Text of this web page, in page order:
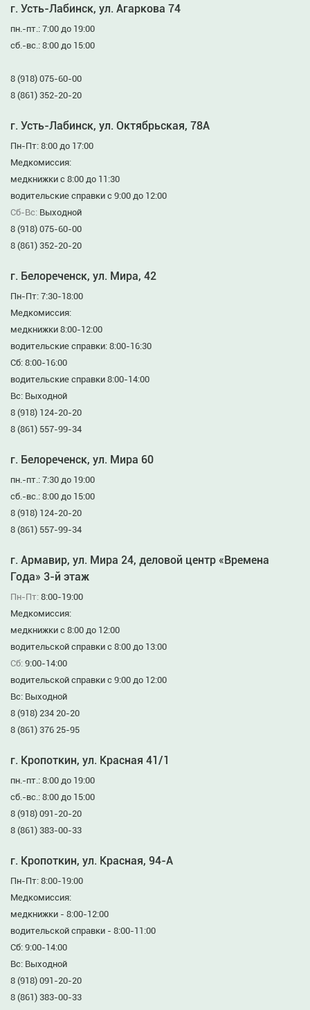
г. Усть-Лабинск, ул. Агаркова 74
пн.-пт.: 7:00 до 19:00
сб.-вс.: 8:00 до 15:00
8 (918) 075-60-00
8 (861) 352-20-20
г. Усть-Лабинск, ул. Октябрьская, 78А
Пн-Пт: 8:00 до 17:00
Медкомиссия:
медкнижки с 8:00 до 11:30
водительские справки с 9:00 до 12:00
Сб-Вс: Выходной
8 (918) 075-60-00
8 (861) 352-20-20
г. Белореченск, ул. Мира, 42
Пн-Пт: 7:30-18:00
Медкомиссия:
медкнижки 8:00-12:00
водительские справки: 8:00-16:30
Сб: 8:00-16:00
водительские справки 8:00-14:00
Вс: Выходной
8 (918) 124-20-20
8 (861) 557-99-34
г. Белореченск, ул. Мира 60
пн.-пт.: 7:30 до 19:00
сб.-вс.: 8:00 до 15:00
8 (918) 124-20-20
8 (861) 557-99-34
г. Армавир, ул. Мира 24, деловой центр «Времена
Года» 3-й этаж
Пн-Пт: 8:00-19:00
Медкомиссия:
медкнижки с 8:00 до 12:00
водительской справки с 8:00 до 13:00
Сб: 9:00-14:00
водительской справки с 9:00 до 12:00
Вс: Выходной
8 (918) 234 20-20
8 (861) 376 25-95
г. Кропоткин, ул. Красная 41/1
пн.-пт.: 8:00 до 19:00
сб.-вс.: 8:00 до 15:00
8 (918) 091-20-20
8 (861) 383-00-33
г. Кропоткин, ул. Красная, 94-А
Пн-Пт: 8:00-19:00
Медкомиссия:
медкнижки - 8:00-12:00
водительской справки - 8:00-11:00
Сб: 9:00-14:00
Вс: Выходной
8 (918) 091-20-20
8 (861) 383-00-33